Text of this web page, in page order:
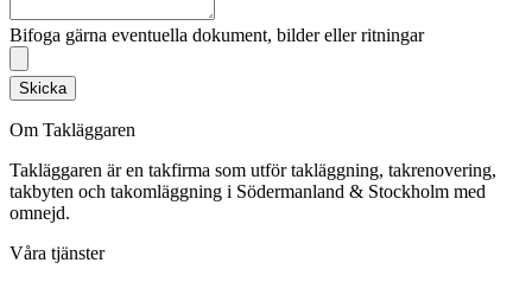
Bifoga gärna eventuella dokument, bilder eller ritningar
Skicka
Om Takläggaren
Takläggaren är en takfirma som utför takläggning, takrenovering,
takbyten och takomläggning i Södermanland & Stockholm med
omnejd.
Våra tjänster